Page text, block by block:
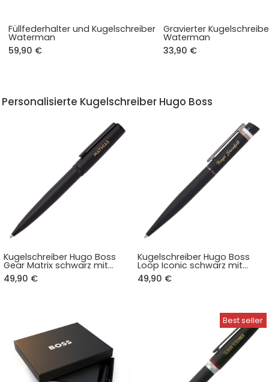
Füllfederhalter und Kugelschreiber
Waterman
59,90 €
Gravierter
Waterman
33,90 €
Personalisierte Kugelschreiber Hugo Boss
Kugelschreiber Hugo Boss
Gear Matrix schwarz mit
Gravur
49,90 €
Kugelschreiber Hugo Boss
Loop Iconic schwarz mit
Gravur
49,90 €